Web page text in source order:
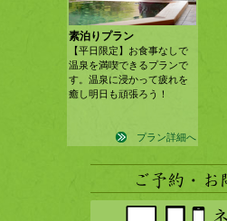
素泊りプラン
【平日限定】お食事なしで
温泉を満喫できるプランで
す。温泉に浸かって疲れを
癒し明日も頑張ろう！
プラン詳細へ